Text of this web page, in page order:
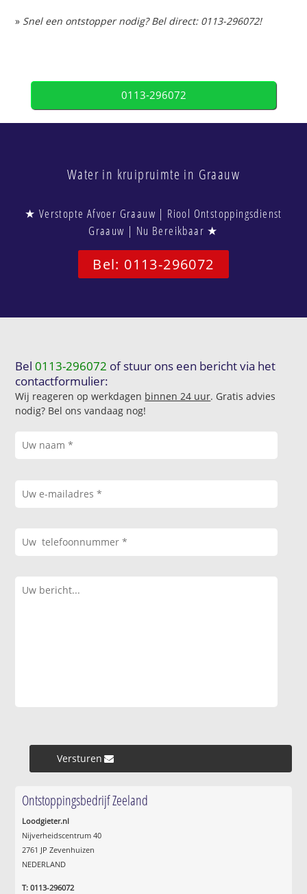
» Snel een ontstopper nodig? Bel direct: 0113-296072!
0113-296072
Water in kruipruimte in Graauw
★ Verstopte Afvoer Graauw | Riool Ontstoppingsdienst
Graauw | Nu Bereikbaar ★
Bel: 0113-296072
Bel0113-296072 of stuur ons een bericht via het
contactformulier:
Wij reageren op werkdagen binnen 24 uur. Gratis advies
nodig? Bel ons vandaag nog!
Versturen »
Ontstoppingsbedrijf Zeeland
Loodgieter.nl
Nijverheidscentrum 40
2761 JP Zevenhuizen
NEDERLAND
T: 0113-296072